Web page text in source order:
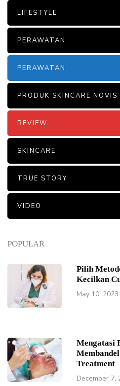
POPULAR
Pilih
Kecilkan
May 10, 2023
Mengatasi
Treatment
December 7,
LIFESTYLE
PERAWATAN
PERAWATAN
PRODUK SKINCARE NOVIS
REVIEW
SKINCARE
TRUE STORY
VIDEO